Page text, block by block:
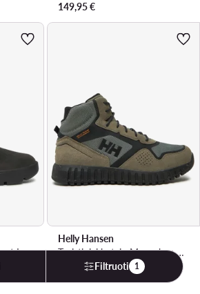
149,95€
Turistiniai batai · Pinehurst Leather 11738_713 · Ruda
Helly Hansen
Turistiniai batai · Monashee Ullr HT 11432 · Ruda
160,00€Filtruoti 1